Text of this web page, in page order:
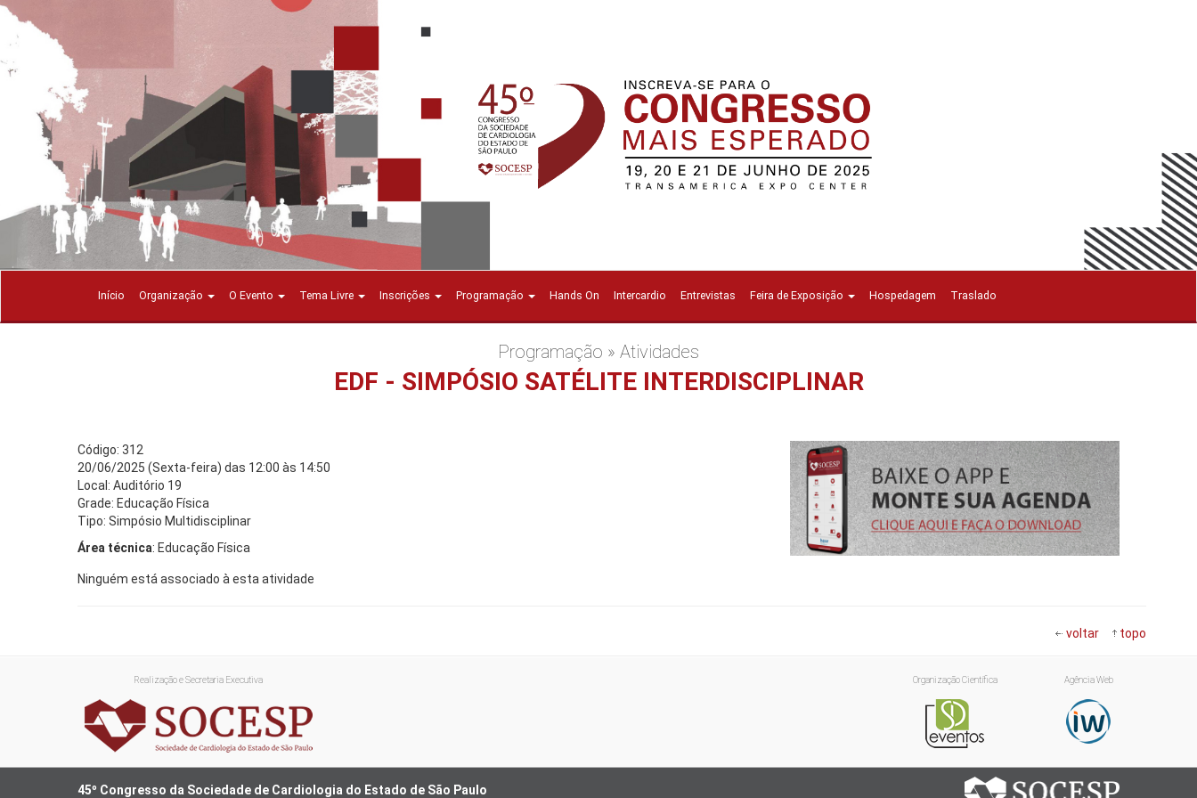
Início Organização O Evento Tema Livre Inscrições Programação Hands On Intercardio Entrevistas Feira de Exposição Hospedagem Traslado
Programação » Atividades
EDF - SIMPÓSIO SATÉLITE INTERDISCIPLINAR
Código: 312
20/06/2025 (Sexta-feira) das 12:00 às 14:50
Local: Auditório 19
Grade: Educação Física
Tipo: Simpósio Multidisciplinar
Área técnica: Educação Física
Ninguém está associado à esta atividade
voltar topo
Realização e Secretaria Executiva Organização Científica Agência Web
45º Congresso da Sociedade de Cardiologia do Estado de São Paulo